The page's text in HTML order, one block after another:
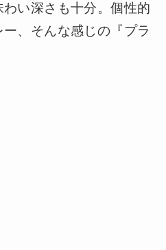
い深さも十分。個性的
、そんな感じの『プラ